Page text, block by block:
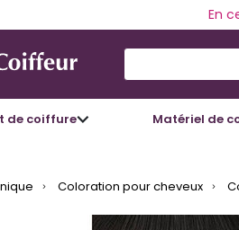
En
de coiffure Matériel de
Coloration pour cheveux